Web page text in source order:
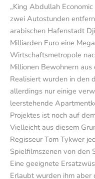
„King Abdullah
zwei Autostunden
arabischen Hafenstadt
Milliarden Euro eine
Wirtschaftsmetropole
Millionen Bewohnern
Realisiert wurden in den
allerdings nur einige
leerstehende
Projektes ist noch auf
Vielleicht aus diesem
Regisseur Tom Tykwer
Spielfilmszenen von den
Eine geeignete
Erlaubt wurden ihm aber